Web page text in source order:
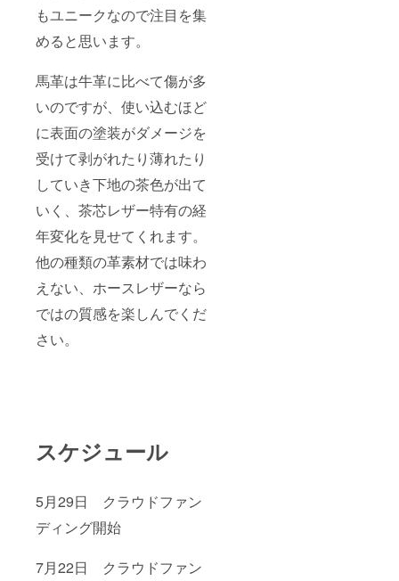
もユニークなので注目を集
めると思います。
馬革は牛革に比べて傷が多
いのですが、使い込むほど
に表面の塗装がダメージを
受けて剥がれたり薄れたり
していき下地の茶色が出て
いく、茶芯レザー特有の経
年変化を見せてくれます。
他の種類の革素材では味わ
えない、ホースレザーなら
ではの質感を楽しんでくだ
さい。
スケジュール
5月29日 クラウドファン
ディング開始
7月22日 クラウドファン